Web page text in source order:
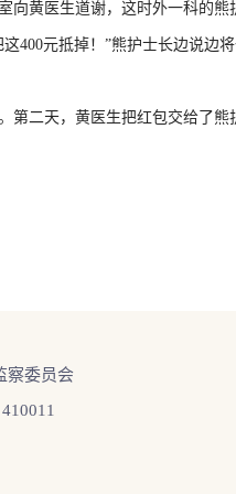
黄医生道谢，这时外一科的熊
400元抵掉！”熊护士长边说边
二天，黄医生把红包交给了熊
察委员会